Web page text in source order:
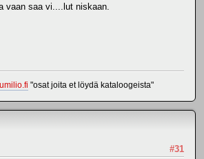
vaan saa vi....lut niskaan.
"osat joita et löydä kataloogeista"
#31